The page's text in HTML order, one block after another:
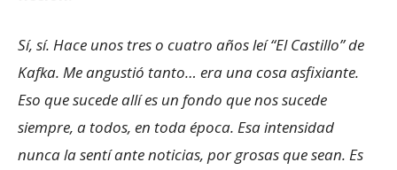
Sí, sí. Hace unos tres o cuatro años leí “El Castillo” de
Kafka. Me angustió tanto… era una cosa asfixiante.
Eso que sucede allí es un fondo que nos sucede
siempre, a todos, en toda época. Esa intensidad
nunca la sentí ante noticias, por grosas que sean. Es